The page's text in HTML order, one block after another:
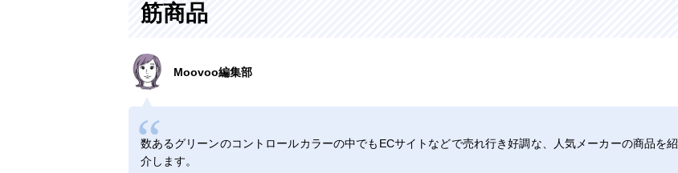
筋商品
Moovoo編集部
数あるグリーンのコントロールカラーの中でもECサイトなどで売れ行き好調な、人気メーカーの商品を紹
介します。